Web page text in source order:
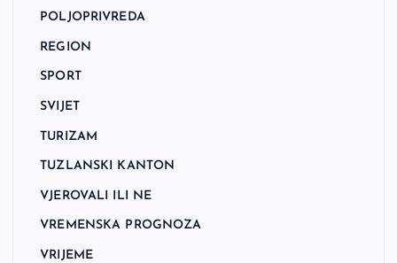
POLJOPRIVREDA
REGION
SPORT
SVIJET
TURIZAM
TUZLANSKI KANTON
VJEROVALI ILI NE
VREMENSKA PROGNOZA
VRIJEME